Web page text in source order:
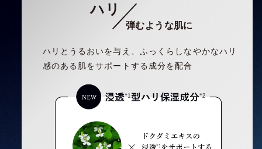
ハリ
弾むような肌に
ハリとうるおいを与え、ふっくらしなやかなハリ
感のある肌をサポートする成分を配合